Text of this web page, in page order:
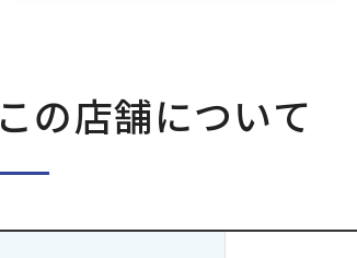
この店舗について